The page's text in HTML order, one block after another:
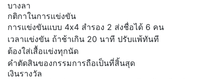
บางลา
กติกาในการแข่งขัน
การแข่งขันแบบ 4x4 สำรอง 2 ส่งชื่อได้ 6 คน
เวลาแข่งขัน ถ้าช้าเกิน 20 นาที ปรับแพ้ทันที
ต้องใส่เสื้อแข่งทุกนัด
คำตัดสินของกรรมการถือเป็นที่สิ้นสุด
เงินรางวัล